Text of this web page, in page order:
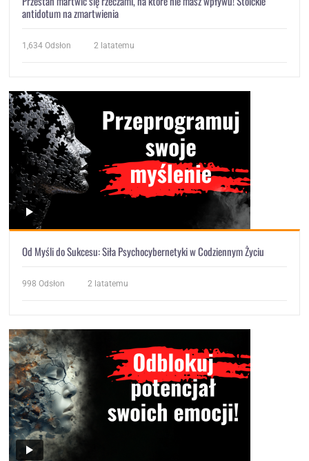
antidotum na zmartwienia
1,634 Odsłon 2 latatemu
Od Myśli do Sukcesu: Siła Psychocybernetyki w Codziennym Życiu
998 Odsłon 2 latatemu